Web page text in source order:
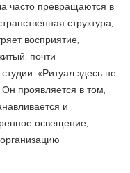
часто превращаются в
структура,
восприятие,
почти
«Ритуал здесь не
проявляется в том,
и
освещение,